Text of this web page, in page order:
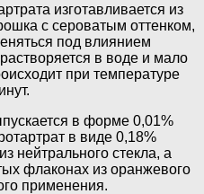
изготавливается из
с сероватым оттенком,
под влиянием
в воде и мало
при температуре
в форме 0,01%
в виде 0,18%
нейтрального стекла, а
флаконах из оранжевого
применения.